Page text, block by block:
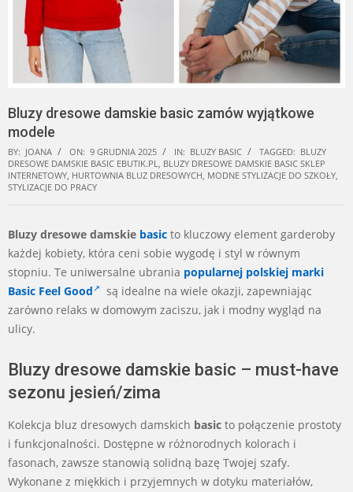
Bluzy dresowe damskie basic zamów wyjątkowe
modele
BY: JOANA ON: 9 GRUDNIA 2025 IN: BLUZY BASIC TAGGED: BLUZY
DRESOWE DAMSKIE BASIC EBUTIK.PL, BLUZY DRESOWE DAMSKIE BASIC SKLEP
INTERNETOWY, HURTOWNIA BLUZ DRESOWYCH, MODNE STYLIZACJE DO SZKOŁY,
STYLIZACJE DO PRACY
Bluzy dresowe damskie basic to kluczowy element garderoby
każdej kobiety, która ceni sobie wygodę i styl w równym
stopniu. Te uniwersalne ubrania popularnej polskiej marki
Basic Feel Good
są idealne na wiele okazji, zapewniając
zarówno relaks w domowym zaciszu, jak i modny wygląd na
ulicy.
Bluzy dresowe damskie basic – must-have
sezonu jesień/zima
Kolekcja bluz dresowych damskich basic to połączenie prostoty
i funkcjonalności. Dostępne w różnorodnych kolorach i
fasonach, zawsze stanowią solidną bazę Twojej szafy.
Wykonane z miękkich i przyjemnych w dotyku materiałów,